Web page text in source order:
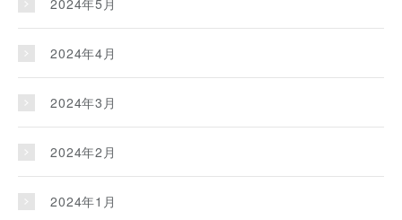
2024年4月
2024年3月
2024年2月
2024年1月